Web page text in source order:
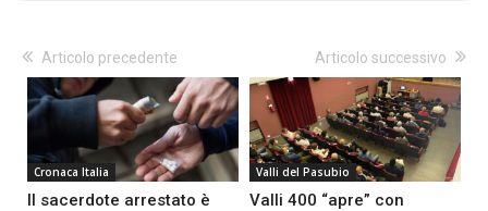
Articolo precedente
Cronaca Italia
Il sacerdote arrestato è
Articolo successivo
Valli del Pasubio
Valli 400 “apre” con